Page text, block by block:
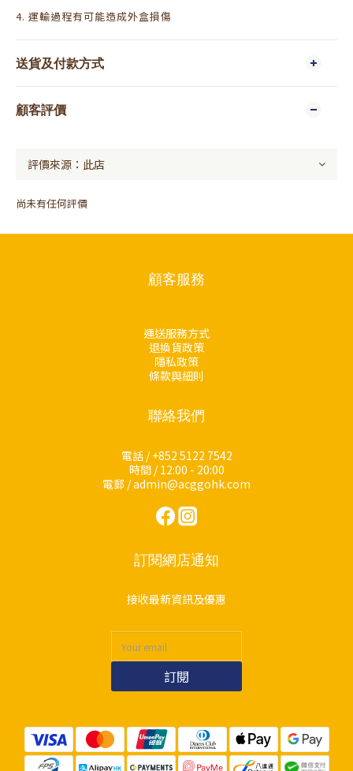
4. 運輸過程有可能造成外盒損傷
送貨及付款方式
顧客評價
尚未有任何評價
顧客服務
運送服務方式
退換貨政策
隱私政策
條款與細則
聯絡我們
電話 / +852 5122 7542
時間 / 12:00 - 20:00
電郵 / admin@acggohk.com
訂閱網店通知
接收最新資訊及優惠
訂閱